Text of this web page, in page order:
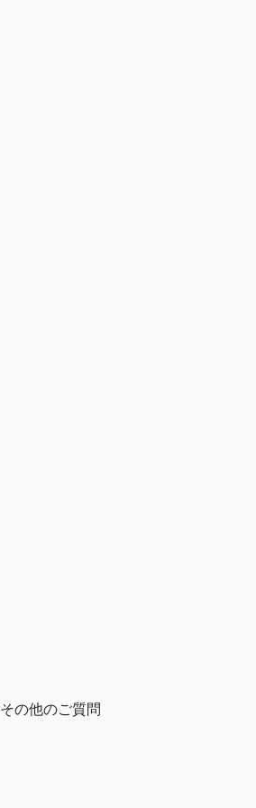
その他のご質問